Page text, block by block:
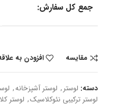
جمع کل سفارش:
مقایسه افزودن به
دسته: لوستر , لوستر آشپزخانه,
لوستر ترکیبی نئوکلاسیک, لوستر